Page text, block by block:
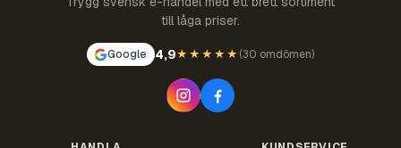
till låga priser.
Google 4,9★★★★★ (30 omdömen)